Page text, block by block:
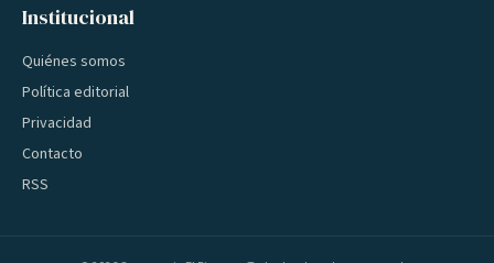
Institucional
Quiénes somos
Política editorial
Privacidad
Contacto
RSS